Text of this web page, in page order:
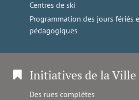
Centres de ski
Programmation des jours fériés
pédagogiques
Initiatives de la Ville
Des rues complètes